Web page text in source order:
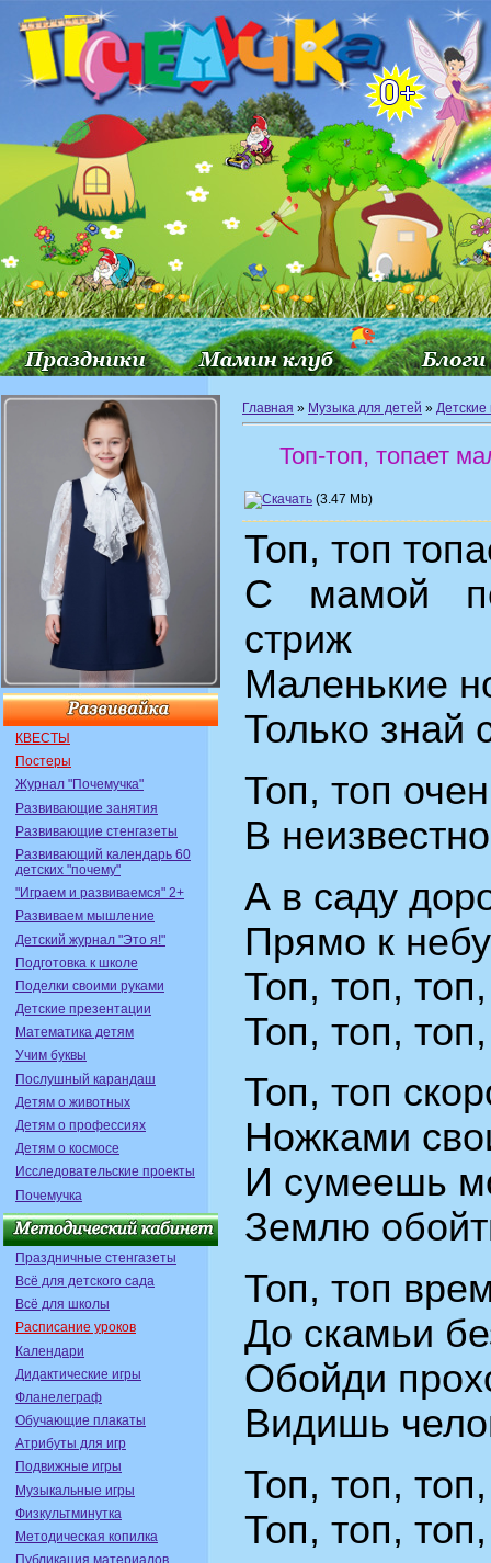
КВЕСТЫ
Постеры
Журнал "Почемучка"
Развивающие занятия
Развивающие стенгазеты
Развивающий календарь 60
детских "почему"
"Играем и развиваемся" 2+
Развиваем мышление
Детский журнал "Это я!"
Подготовка к школе
Поделки своими руками
Детские презентации
Математика детям
Учим буквы
Послушный карандаш
Детям о животных
Детям о профессиях
Детям о космосе
Исследовательские проекты
Почемучка
Праздничные стенгазеты
Всё для детского сада
Всё для школы
Расписание уроков
Календари
Дидактические игры
Фланелеграф
Обучающие плакаты
Атрибуты для игр
Подвижные игры
Музыкальные игры
Физкультминутка
Методическая копилка
Публикация материалов
Главная » Музыка для детей » Детские
Топ-топ, топает
(3.47 Mb)
Топ, топ
С мамой
стpиж
Маленькие
Только знай
Топ, топ
В
А в саду
Пpямо к
Топ, топ,
Топ, топ,
Топ, топ
Hожками
И сумеешь
Землю
Топ, топ
До скамьи
Обойди
Видишь
Топ, топ,
Топ, топ,